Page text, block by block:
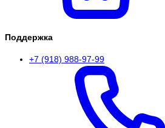
Поддержка
+7 (918) 988-97-99